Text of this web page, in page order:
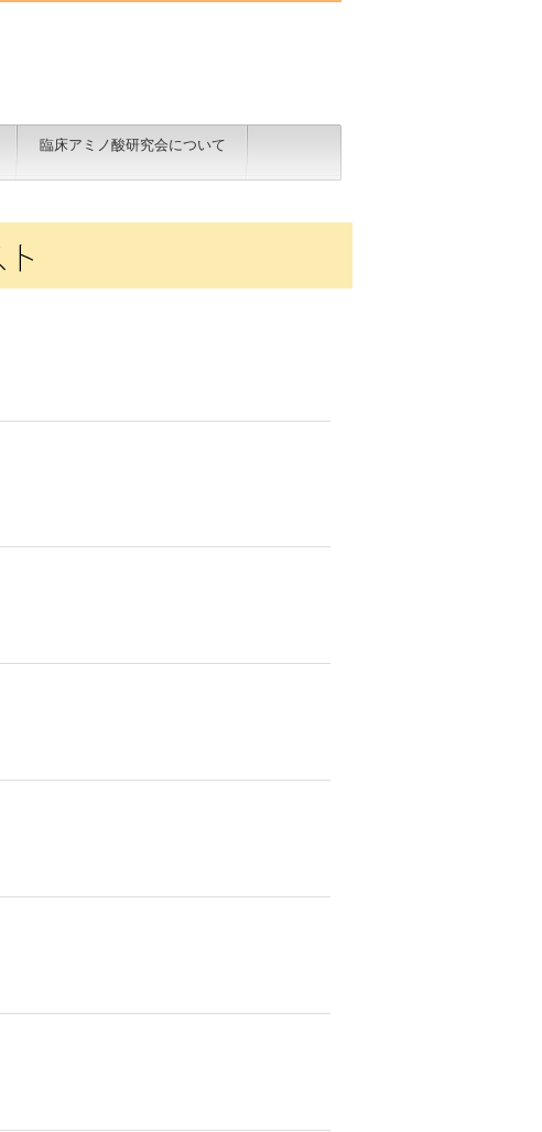
臨床アミノ酸研究会について